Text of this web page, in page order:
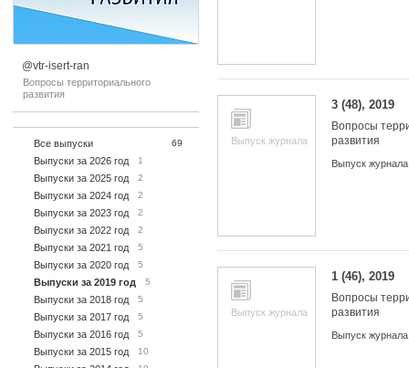
@vtr-isert-ran
Вопросы территориального
развития
Все выпуски 69
Выпуски за 2026 год 1
Выпуски за 2025 год 2
Выпуски за 2024 год 2
Выпуски за 2023 год 2
Выпуски за 2022 год 2
Выпуски за 2021 год 5
Выпуски за 2020 год 5
Выпуски за 2019 год 5
Выпуски за 2018 год 5
Выпуски за 2017 год 5
Выпуски за 2016 год 5
Выпуски за 2015 год 10
Выпуск журнала
3 (48), 2019
Вопросы
развития
Выпуск журнала
Выпуск журнала
1 (46), 2019
Вопросы
развития
Выпуск журнала